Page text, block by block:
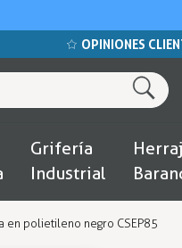
OPINIONES
Grifería
Industrial
polietileno negro CSEP85